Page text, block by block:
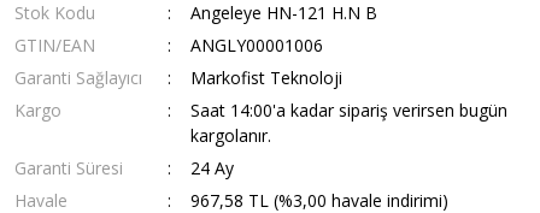
Stok Kodu
Angeleye HN-121 H.N B
GTIN/EAN
ANGLY00001006
Garanti Sağlayıcı
Markofist Teknoloji
Kargo
Saat 14:00'a kadar sipariş verirsen bugün
kargolanır.
Garanti Süresi
24 Ay
Havale
967,58 TL (%3,00 havale indirimi)